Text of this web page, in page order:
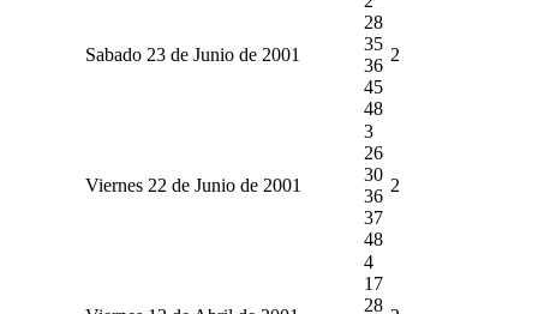
Sabado 23 de Junio de 2001
28
35
36
45
48
2
Viernes 22 de Junio de 2001
3
26
30
36
37
48
2
4
17
28